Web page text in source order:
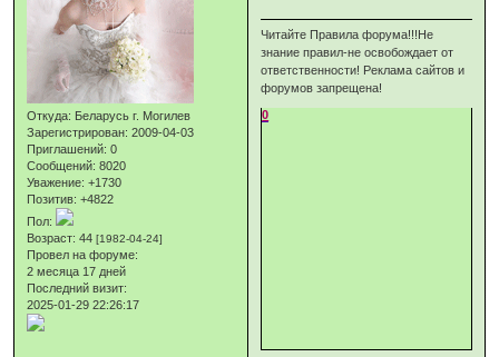
Откуда: Беларусь г. Могилев
Зарегистрирован: 2009-04-03
Приглашений: 0
Сообщений: 8020
Уважение: +1730
Позитив: +4822
Пол:
Возраст: 44[1982-04-24]
Провел на форуме:
2 месяца 17 дней
Последний визит:
2025-01-29 22:26:17
Читайте Правила форума!!!Не
знание правил-не освобождает от
ответственности! Реклама сайтов и
форумов запрещена!
0